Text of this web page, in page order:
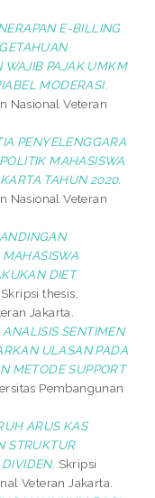
E-BILLING
WAJIB PAJAK UMKM
MODERASI.
Nasional Veteran
PENYELENGGARA
MAHASISWA
TAHUN 2020.
Nasional Veteran
MAHASISWA
DIET
Skripsi thesis,
Jakarta.
ANALISIS SENTIMEN
ULASAN PADA
METODE SUPPORT
Pembangunan
ARUS KAS
STRUKTUR
Skripsi
Veteran Jakarta.